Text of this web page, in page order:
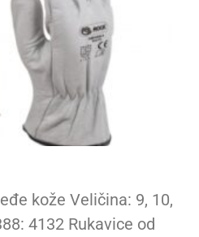
kože Veličina: 9, 10,
4132 Rukavice od